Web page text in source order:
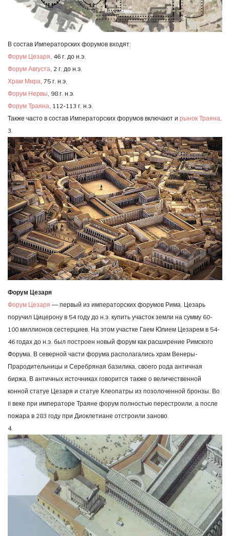
В состав Императорских форумов входят:
Форум Цезаря , 46 г. до н.э.
Форум Августа , 2 г. до н.э.
Храм Мира , 75 г. н.э.
Форум Нервы , 98 г. н.э.
Форум Траяна , 112-113 г. н.э.
Также часто в состав Императорских форумов включают и рынок Траяна
3.
Форум Цезаря
Форум Цезаря — первый из императорских форумов Рима. Цезарь
поручил Цицерону в 54 году до н.э. купить участок земли на сумму 60-
100 миллионов сестерциев. На этом участке Гаем Юлием Цезарем в 54-
46 годах до н.э. был построен новый форум как расширение Римского
Форума. В северной части форума располагались храм Венеры-
Прародительницы и Серебряная базилика, своего рода античная
биржа. В античных источниках говорится также о величественной
конной статуе Цезаря и статуе Клеопатры из позолоченной бронзы. Во
II веке при императоре Траяне форум полностью перестроили, а после
пожара в 283 году при Диоклетиане отстроили заново.
4.